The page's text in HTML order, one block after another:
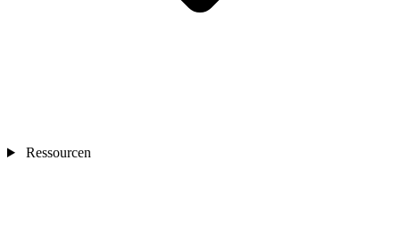
Ressourcen